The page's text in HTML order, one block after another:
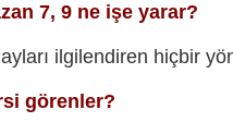
7, 9 ne işe yarar?
ilgilendiren hiçbir
görenler?